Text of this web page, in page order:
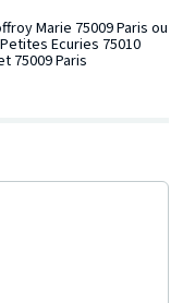
Marie 75009 Paris ou
Ecuries 75010
75009 Paris